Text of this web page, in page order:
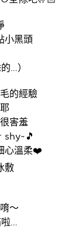
小黑頭
…）
的經驗
害羞
心溫柔❤️
敷
～
…